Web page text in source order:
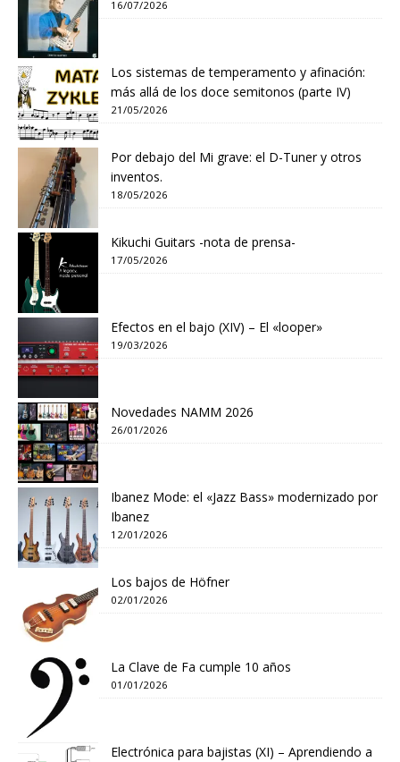
16/07/2026
Los sistemas de temperamento y afinación:
más allá de los doce semitonos (parte IV)
21/05/2026
Por debajo del Mi grave: el D-Tuner y otros
inventos.
18/05/2026
Kikuchi Guitars -nota de prensa-
17/05/2026
Efectos en el bajo (XIV) – El «looper»
19/03/2026
Novedades NAMM 2026
26/01/2026
Ibanez Mode: el «Jazz Bass» modernizado por
Ibanez
12/01/2026
Los bajos de Höfner
02/01/2026
La Clave de Fa cumple 10 años
01/01/2026
Electrónica para bajistas (XI) – Aprendiendo a